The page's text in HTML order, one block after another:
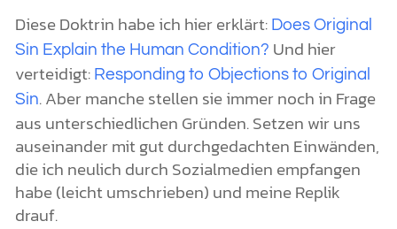
Diese Doktrin habe ich hier erklärt: Does Original
Sin Explain the Human Condition? Und hier
verteidigt: Responding to Objections to Original
Sin. Aber manche stellen sie immer noch in Frage
aus unterschiedlichen Gründen. Setzen wir uns
auseinander mit gut durchgedachten Einwänden,
die ich neulich durch Sozialmedien empfangen
habe (leicht umschrieben) und meine Replik
drauf.